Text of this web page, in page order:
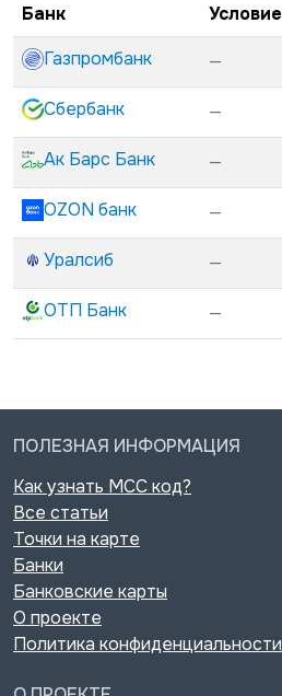
Банк Условие
Газпромбанк
—
Сбербанк —
Ак Барс Банк —
OZON банк —
Уралсиб —
ОТП Банк —
ПОЛЕЗНАЯ ИНФОРМАЦИЯ
Как узнать MCC код?
Все статьи
Точки на карте
Банки
Банковские карты
О проекте
Политика конфиденциальности